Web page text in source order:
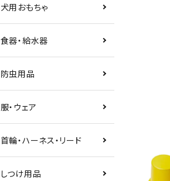
犬用おもちゃ
食器・給水器
防虫用品
服・ウェア
首輪・ハーネス・リード
しつけ用品